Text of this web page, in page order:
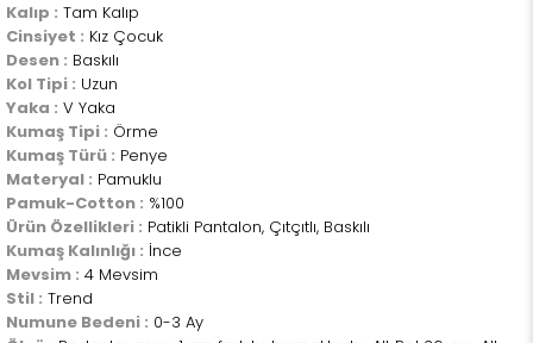
Kalıp : Tam Kalıp
Cinsiyet : Kız Çocuk
Desen : Baskılı
Kol Tipi : Uzun
Yaka : V Yaka
Kumaş Tipi : Örme
Kumaş Türü : Penye
Materyal : Pamuklu
Pamuk-Cotton : %100
Ürün Özellikleri : Patikli Pantalon, Çıtçıtlı, Baskılı
Kumaş Kalınlığı : İnce
Mevsim : 4 Mevsim
Stil : Trend
Numune Bedeni : 0-3 Ay